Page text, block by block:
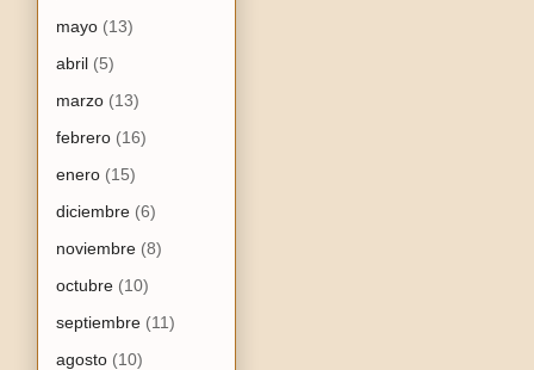
mayo (13)
abril (5)
marzo (13)
febrero (16)
enero (15)
diciembre (6)
noviembre (8)
octubre (10)
septiembre (11)
agosto (10)